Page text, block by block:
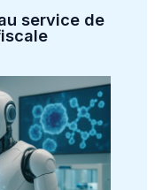
service de